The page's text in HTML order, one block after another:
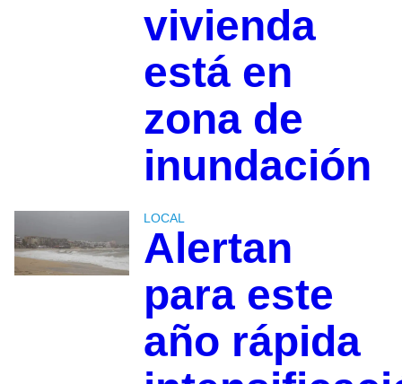
vivienda
está en
zona de
inundación
LOCAL
Alertan
para este
año rápida